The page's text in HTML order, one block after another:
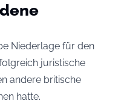
Niederlage für den
juristische
andere britische
hatte.